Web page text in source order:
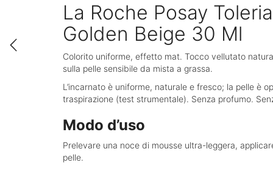
La Roche Posay
Golden Beige 30 Ml
Colorito uniforme, effetto mat. Tocco vellutato
sulla pelle sensibile da mista a grassa.
L’incarnato è uniforme, naturale e fresco; la pelle è
traspirazione (test strumentale). Senza profumo.
Modo d’uso
Prelevare una noce di mousse ultra-leggera,
pelle.